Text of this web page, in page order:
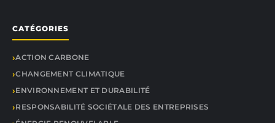
CATÉGORIES
ACTION CARBONE
CHANGEMENT CLIMATIQUE
ENVIRONNEMENT ET DURABILITÉ
RESPONSABILITÉ SOCIÉTALE DES ENTREPRISES